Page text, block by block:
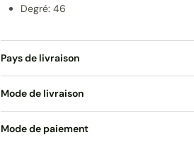
Degré: 46
Pays de livraison
Mode de livraison
Mode de paiement